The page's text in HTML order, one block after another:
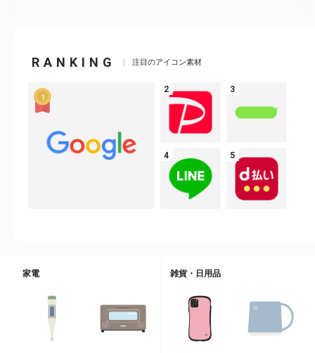
RANKING 注目のアイコン素材
家電 雑貨・日用品